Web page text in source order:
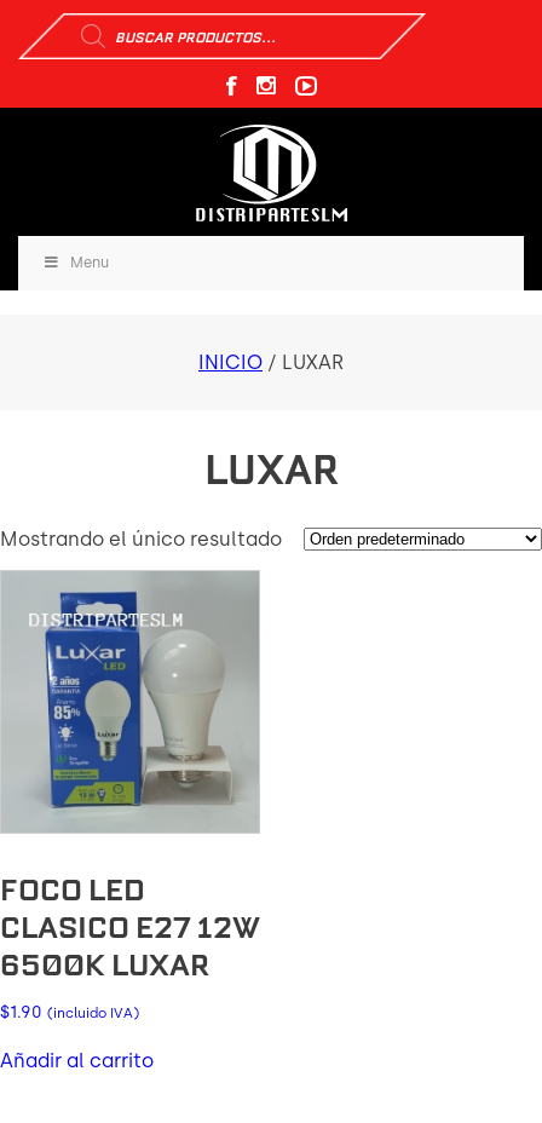
Búsqueda
de
productos
Menu
INICIO / LUXAR
LUXAR
Mostrando el único resultado
FOCO LED
CLASICO E27 12W
6500K LUXAR
$1.90 (incluido IVA)
Añadir al carrito